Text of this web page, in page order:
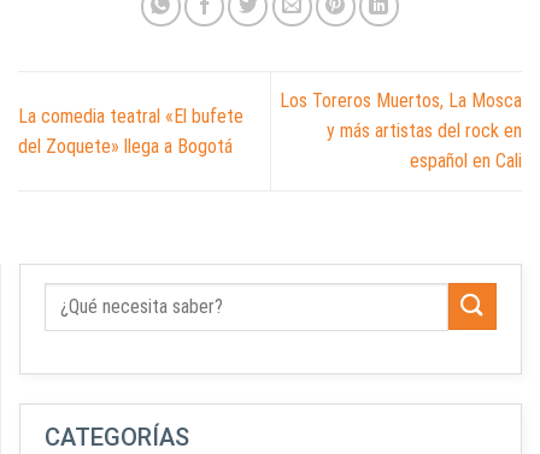
La comedia teatral «El bufete
del Zoquete» llega a Bogotá
Los Toreros Muertos, La Mosca
y más artistas del rock en
español en Cali
CATEGORÍAS